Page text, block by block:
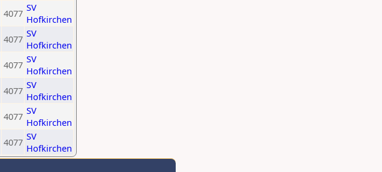
4077 SV
Hofkirchen
4077 SV
Hofkirchen
4077 SV
Hofkirchen
4077 SV
Hofkirchen
4077 SV
Hofkirchen
4077 SV
Hofkirchen